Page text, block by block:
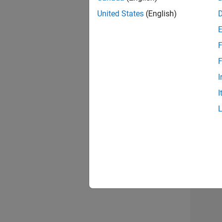
United States (English)